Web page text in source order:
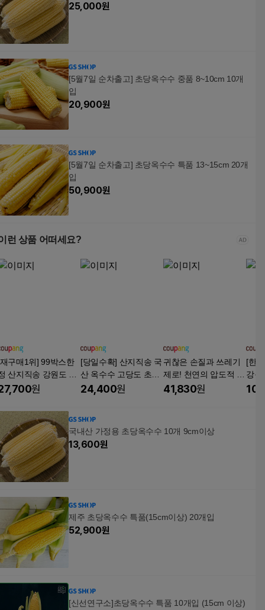
25,000원
[5월7일 순차출고] 초당옥수수 중품 8~10cm 10개
입
20,900원
[5월7일 순차출고] 초당옥수수 특품 13~15cm 20개
입
50,900원
런 상품 어떠세요?
구매1위] 99박스한
산지직송 강원도 초
옥수수, 1박스, 10개
원
[당일수확] 산지직송 국
산 옥수수 고당도 초당
옥수수, 10개, 특품
24,400원
귀찮은 손질과 쓰레기
제로! 천연의 압도적 단
맛 국내산 무주 손질 초
인 포장, 20개, 무주 손
41,830원
[한
강원
1박
국내산 가정용 초당옥수수 10개 9cm이상
13,600원
제주 초당옥수수 특품(15cm이상) 20개입
52,900원
[신선연구소]초당옥수수 특품 10개입 (15cm 이상)